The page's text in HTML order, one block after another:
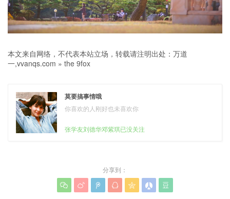
本文来自网络，不代表本站立场，转载请注明出处： 万道
一,vvanqs.com » the 9fox
莫要搞事情哦
你喜欢的人刚好也未喜欢你
张学友刘德华邓紫琪已没关注
分享到：
      